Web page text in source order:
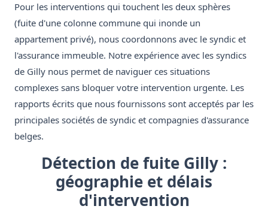
Pour les interventions qui touchent les deux sphères
(fuite d'une colonne commune qui inonde un
appartement privé), nous coordonnons avec le syndic et
l'assurance immeuble. Notre expérience avec les syndics
de Gilly nous permet de naviguer ces situations
complexes sans bloquer votre intervention urgente. Les
rapports écrits que nous fournissons sont acceptés par les
principales sociétés de syndic et compagnies d'assurance
belges.
Détection de fuite Gilly :
géographie et délais
d'intervention